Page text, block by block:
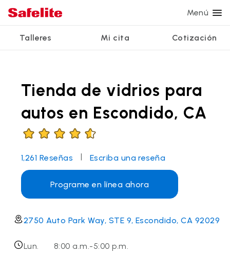
Menú
Talleres Mi cita Cotización
Servicios
Reparación de parabrisas
Reemplazo de parabrisas
Reemplazo del vidrio trasero
Reparación de vidrio a domicilio
Reparación de ventanillas eléctricas
Recalibrado de los sistemas de seguridad
Reparación y reemplazo comercial
Reseñas de clientes
Garantía nacional
Safelite Foundation
Mi cita
Tienda de vidrios para
autos en Escondido, CA
1,261 Reseñas | Escriba una reseña
Programe en línea ahora
2750 Auto Park Way, STE 9, Escondido, CA 92029
Lun.
8:00 a.m.-5:00 p.m.